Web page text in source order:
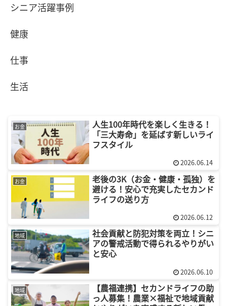
シニア活躍事例
健康
仕事
生活
お金
人生100年時代を楽しく生きる！
「三大寿命」を延ばす新しいライ
フスタイル
2026.06.14
お金
老後の3K（お金・健康・孤独）を
避ける！安心で充実したセカンド
ライフの送り方
2026.06.12
地域
社会貢献と防犯対策を両立！シニ
アの警戒活動で得られるやりがい
と安心
2026.06.10
地域
【農福連携】セカンドライフの助
っ人募集！農業×福祉で地域貢献